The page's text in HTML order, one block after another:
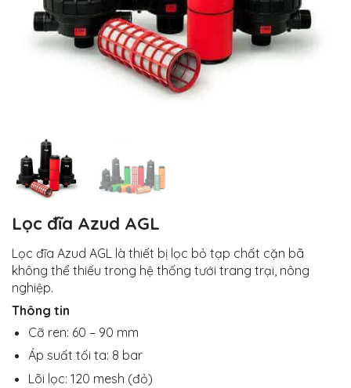
Lọc đĩa Azud AGL
Lọc đĩa Azud AGL là thiết bị lọc bỏ tạp chất cặn bã
không thể thiếu trong hệ thống tưới trang trại, nông
nghiệp.
Thông tin
Cỡ ren: 60 – 90 mm
Áp suất tối ta: 8 bar
Lõi lọc: 120 mesh (đỏ)